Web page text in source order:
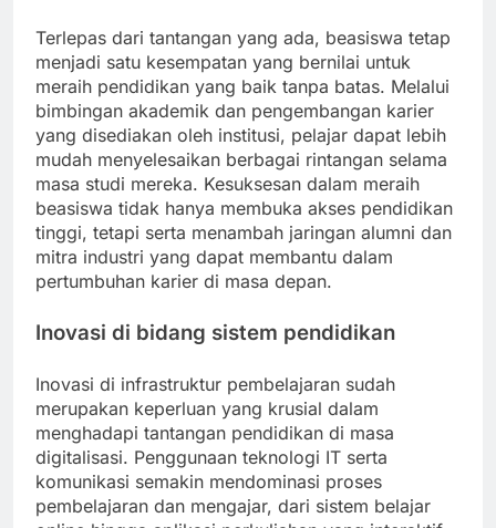
Terlepas dari tantangan yang ada, beasiswa tetap
menjadi satu kesempatan yang bernilai untuk
meraih pendidikan yang baik tanpa batas. Melalui
bimbingan akademik dan pengembangan karier
yang disediakan oleh institusi, pelajar dapat lebih
mudah menyelesaikan berbagai rintangan selama
masa studi mereka. Kesuksesan dalam meraih
beasiswa tidak hanya membuka akses pendidikan
tinggi, tetapi serta menambah jaringan alumni dan
mitra industri yang dapat membantu dalam
pertumbuhan karier di masa depan.
Inovasi di bidang sistem pendidikan
Inovasi di infrastruktur pembelajaran sudah
merupakan keperluan yang krusial dalam
menghadapi tantangan pendidikan di masa
digitalisasi. Penggunaan teknologi IT serta
komunikasi semakin mendominasi proses
pembelajaran dan mengajar, dari sistem belajar